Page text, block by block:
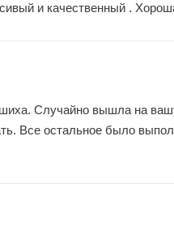
и качественный .
Случайно вышла на
Все остальное было